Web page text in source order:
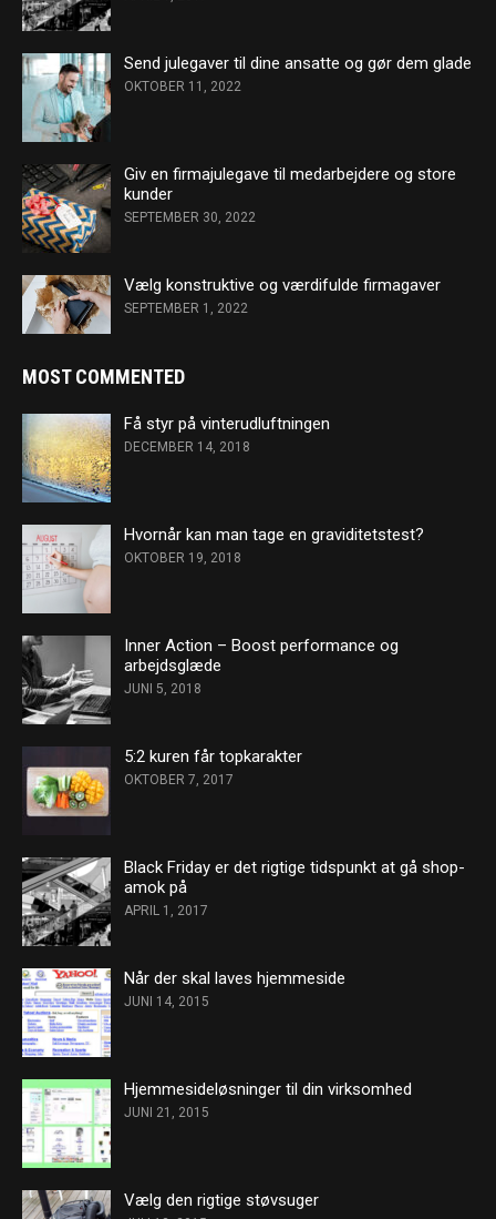
Send julegaver til dine ansatte og gør dem glade
OKTOBER 11, 2022
Giv en firmajulegave til medarbejdere og store
kunder
SEPTEMBER 30, 2022
Vælg konstruktive og værdifulde firmagaver
SEPTEMBER 1, 2022
MOST COMMENTED
Få styr på vinterudluftningen
DECEMBER 14, 2018
Hvornår kan man tage en graviditetstest?
OKTOBER 19, 2018
Inner Action – Boost performance og
arbejdsglæde
JUNI 5, 2018
5:2 kuren får topkarakter
OKTOBER 7, 2017
Black Friday er det rigtige tidspunkt at gå shop-
amok på
APRIL 1, 2017
Når der skal laves hjemmeside
JUNI 14, 2015
Hjemmesideløsninger til din virksomhed
JUNI 21, 2015
Vælg den rigtige støvsuger